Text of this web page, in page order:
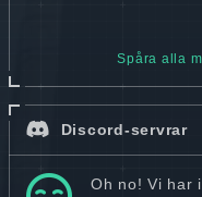
Spåra alla
Discord-servrar
Oh no! Vi har